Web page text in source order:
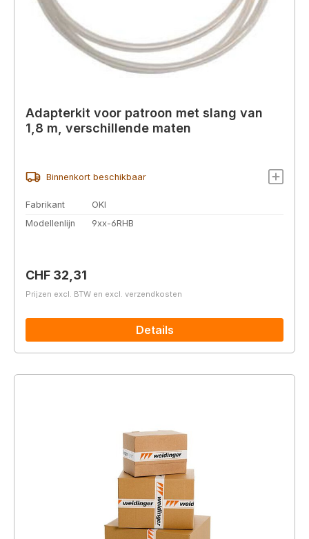
Adapterkit voor patroon met slang van
1,8 m, verschillende maten
Binnenkort beschikbaar
Fabrikant
OKI
Modellenlijn
9xx-6RHB
Normale prijs:
CHF 32,31
Prijzen excl. BTW en excl. verzendkosten
Details